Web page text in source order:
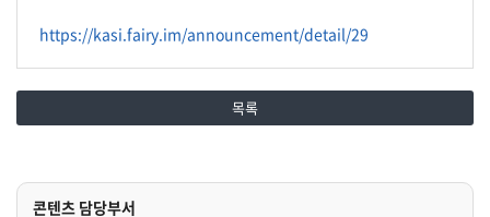
https://kasi.fairy.im/announcement/detail/29
목록
콘텐츠 담당부서